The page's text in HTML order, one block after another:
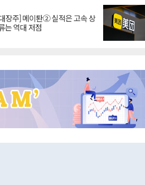
장주] 메이퇀② 실적은 고속 상
는 역대 저점